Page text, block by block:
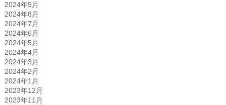
2024年9月
2024年8月
2024年7月
2024年6月
2024年5月
2024年4月
2024年3月
2024年2月
2024年1月
2023年12月
2023年11月